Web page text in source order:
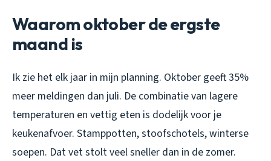
Waarom oktober de ergste
maand is
Ik zie het elk jaar in mijn planning. Oktober geeft 35%
meer meldingen dan juli. De combinatie van lagere
temperaturen en vettig eten is dodelijk voor je
keukenafvoer. Stamppotten, stoofschotels, winterse
soepen. Dat vet stolt veel sneller dan in de zomer.